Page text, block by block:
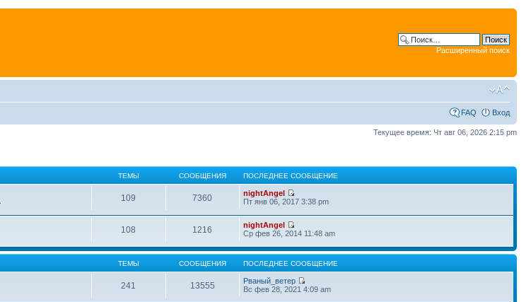
Расширенный поиск
FAQ Вход
Текущее время: Чт авг 06, 2026 2:15 pm
ТЕМЫ СООБЩЕНИЯ ПОСЛЕДНЕЕ СООБЩЕНИЕ
109 7360
nightAngel
Пт янв 06, 2017 3:38 pm
108 1216
nightAngel
Ср фев 26, 2014 11:48 am
ТЕМЫ СООБЩЕНИЯ ПОСЛЕДНЕЕ СООБЩЕНИЕ
241 13555
Рваный_ветер
Вс фев 28, 2021 4:09 am